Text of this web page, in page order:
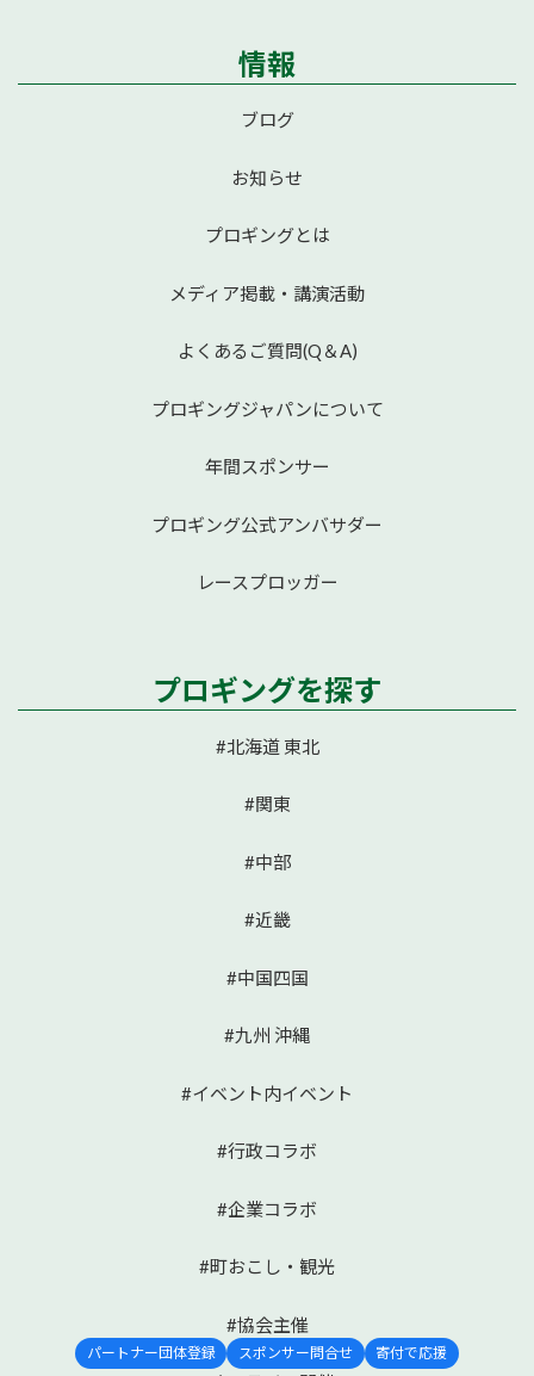
パートナー団体登録 スポンサー問合せ 寄付で応援
情報
ブログ
お知らせ
プロギングとは
メディア掲載・講演活動
よくあるご質問(Q＆A)
プロギングジャパンについて
年間スポンサー
プロギング公式アンバサダー
レースプロッガー
プロギングを探す
#北海道 東北
#関東
#中部
#近畿
#中国四国
#九州 沖縄
#イベント内イベント
#行政コラボ
#企業コラボ
#町おこし・観光
#協会主催